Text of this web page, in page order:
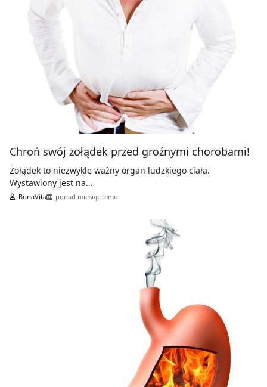
Chroń swój żołądek przed groźnymi chorobami!
Żołądek to niezwykle ważny organ ludzkiego ciała.
Wystawiony jest na…
BonaVita ponad miesiąc temu